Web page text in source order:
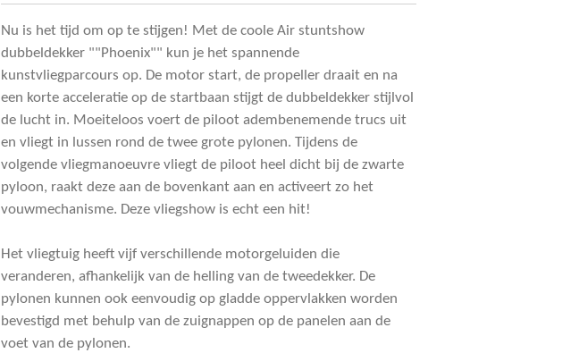
Nu is het tijd om op te stijgen! Met de coole Air stuntshow
dubbeldekker ""Phoenix"" kun je het spannende
kunstvliegparcours op. De motor start, de propeller draait en na
een korte acceleratie op de startbaan stijgt de dubbeldekker stijlvol
de lucht in. Moeiteloos voert de piloot adembenemende trucs uit
en vliegt in lussen rond de twee grote pylonen. Tijdens de
volgende vliegmanoeuvre vliegt de piloot heel dicht bij de zwarte
pyloon, raakt deze aan de bovenkant aan en activeert zo het
vouwmechanisme. Deze vliegshow is echt een hit!
Het vliegtuig heeft vijf verschillende motorgeluiden die
veranderen, afhankelijk van de helling van de tweedekker. De
pylonen kunnen ook eenvoudig op gladde oppervlakken worden
bevestigd met behulp van de zuignappen op de panelen aan de
voet van de pylonen.